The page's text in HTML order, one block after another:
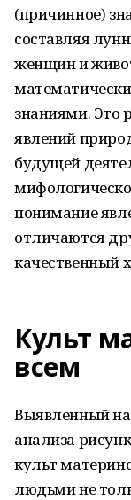
(причинное)
составляя
женщин и
знаниями. Это
явлений
будущей
понимание
отличаются
качественный
Культ
всем
Выявленный
анализа
культ
людьми не